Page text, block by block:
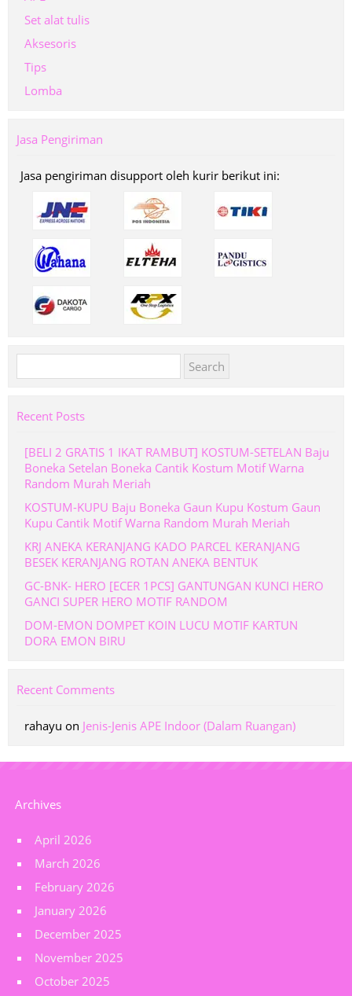
Set alat tulis
Aksesoris
Tips
Lomba
Jasa Pengiriman
Jasa pengiriman disupport oleh kurir berikut ini:
for:
Recent Posts
[BELI 2 GRATIS 1 IKAT RAMBUT] KOSTUM-SETELAN Baju
Boneka Setelan Boneka Cantik Kostum Motif Warna
Random Murah Meriah
KOSTUM-KUPU Baju Boneka Gaun Kupu Kostum Gaun
Kupu Cantik Motif Warna Random Murah Meriah
KRJ ANEKA KERANJANG KADO PARCEL KERANJANG
BESEK KERANJANG ROTAN ANEKA BENTUK
GC-BNK- HERO [ECER 1PCS] GANTUNGAN KUNCI HERO
GANCI SUPER HERO MOTIF RANDOM
DOM-EMON DOMPET KOIN LUCU MOTIF KARTUN
DORA EMON BIRU
Recent Comments
rahayu on Jenis-Jenis APE Indoor (Dalam Ruangan)
Archives
April 2026
March 2026
February 2026
January 2026
December 2025
November 2025
October 2025